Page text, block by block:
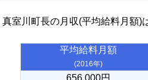
真室川町長の月収(平均給料月額)
平均給料月額
(2016年)
656,000円